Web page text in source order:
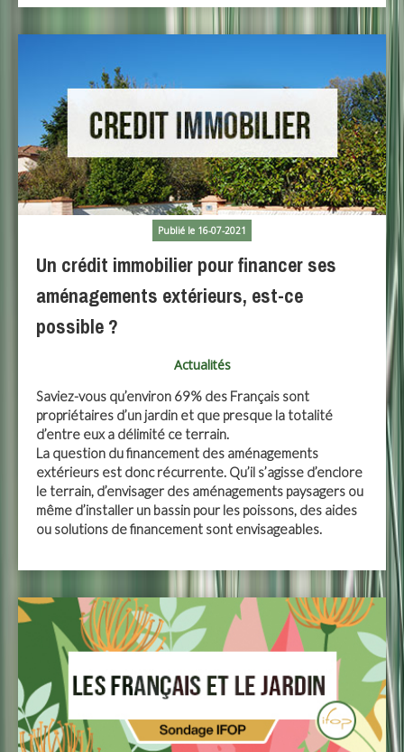
Publié le 16-07-2021
Un crédit immobilier pour financer ses
aménagements extérieurs, est-ce
possible ?
Actualités
Saviez-vous qu’environ 69% des Français sont
propriétaires d’un jardin et que presque la totalité
d’entre eux a délimité ce terrain.
La question du financement des aménagements
extérieurs est donc récurrente. Qu’il s’agisse d’enclore
le terrain, d’envisager des aménagements paysagers ou
même d’installer un bassin pour les poissons, des aides
ou solutions de financement sont envisageables.